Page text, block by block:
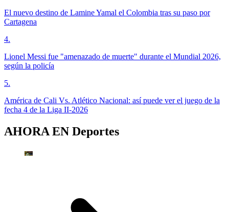
El nuevo destino de Lamine Yamal el Colombia tras su paso por
Cartagena
4.
Lionel Messi fue "amenazado de muerte" durante el Mundial 2026,
según la policía
5.
América de Cali Vs. Atlético Nacional: así puede ver el juego de la
fecha 4 de la Liga II-2026
AHORA EN Deportes